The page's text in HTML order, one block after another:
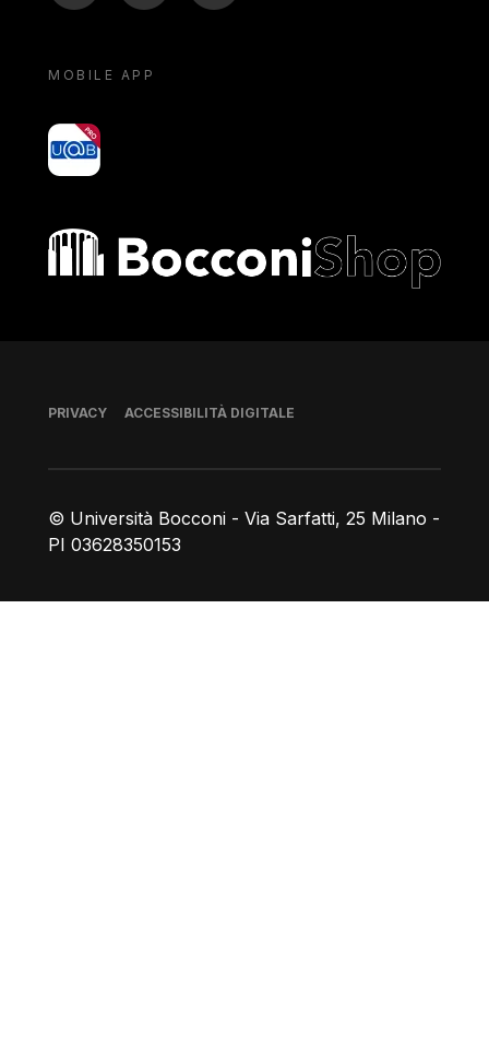
MOBILE APP
yoU@B
Bocconi shop
© Università Bocconi - Via Sarfatti, 25 Milano -
PI 03628350153
Piè di pagina
PRIVACY ACCESSIBILITÀ DIGITALE